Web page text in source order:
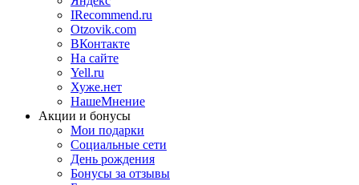
IRecommend.ru
Otzovik.com
ВКонтакте
На сайте
Yell.ru
Хуже.нет
НашеМнение
Акции и бонусы
Мои подарки
Социальные сети
День рождения
Бонусы за отзывы